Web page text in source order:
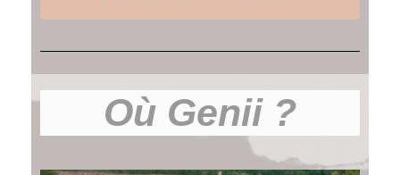
Où Genii ?